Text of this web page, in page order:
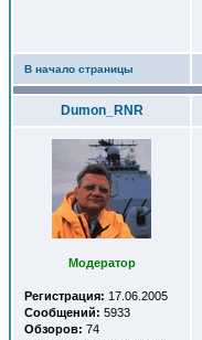
В начало страницы
Dumon_RNR
Модератор
Регистрация: 17.06.2005
Сообщений: 5933
Обзоров: 74